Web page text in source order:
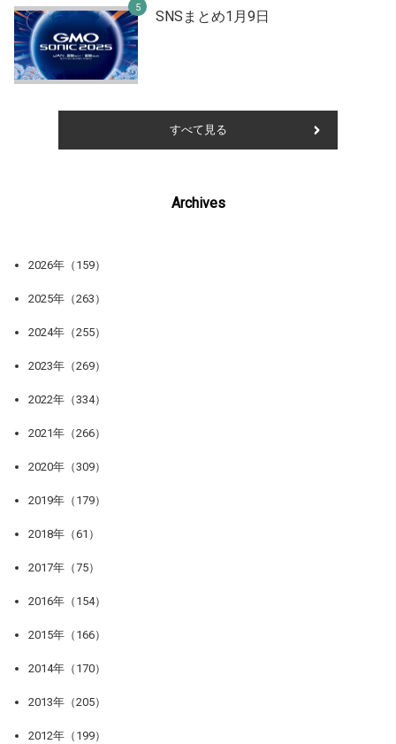
SNSまとめ1月9日
すべて見る
Archives
2026年（159）
2025年（263）
2024年（255）
2023年（269）
2022年（334）
2021年（266）
2020年（309）
2019年（179）
2018年（61）
2017年（75）
2016年（154）
2015年（166）
2014年（170）
2013年（205）
2012年（199）